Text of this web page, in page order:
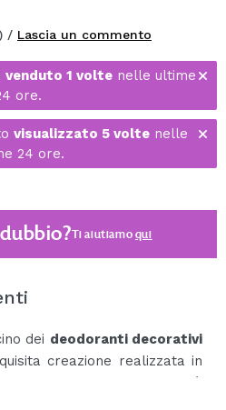
/ Lascia un commento
venduto 1 volte nelle ultime
ore.
visualizzato 5 volte nelle
24 ore.
Ti aiutiamoqui
dei deodoranti decorativi
creazione realizzata in
naturali che trasformerà